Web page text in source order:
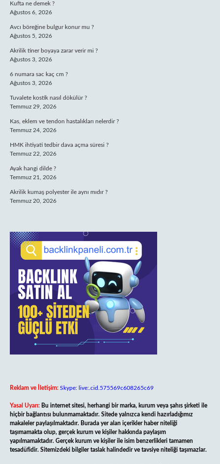
Kufta ne demek ?
Ağustos 6, 2026
Avcı böreğine bulgur konur mu ?
Ağustos 5, 2026
Akrilik tiner boyaya zarar verir mi ?
Ağustos 3, 2026
6 numara sac kaç cm ?
Ağustos 3, 2026
Tuvalete kostik nasıl dökülür ?
Temmuz 29, 2026
Kas, eklem ve tendon hastalıkları nelerdir ?
Temmuz 24, 2026
HMK ihtiyati tedbir dava açma süresi ?
Temmuz 22, 2026
Ayak hangi dilde ?
Temmuz 21, 2026
Akrilik kumaş polyester ile aynı mıdır ?
Temmuz 20, 2026
Reklam ve İletişim: Skype: live:.cid.575569c608265c69
Yasal Uyarı: Bu internet sitesi, herhangi bir marka, kurum veya şahıs şirketi ile
hiçbir bağlantısı bulunmamaktadır. Sitede yalnızca kendi hazırladığımız
makaleler paylaşılmaktadır. Burada yer alan içerikler haber niteliği
taşımamakta olup, gerçek kurum ve kişiler hakkında paylaşım
yapılmamaktadır. Gerçek kurum ve kişiler ile isim benzerlikleri tamamen
tesadüfidir. Sitemizdeki bilgiler taslak halindedir ve tavsiye niteliği taşımazlar.